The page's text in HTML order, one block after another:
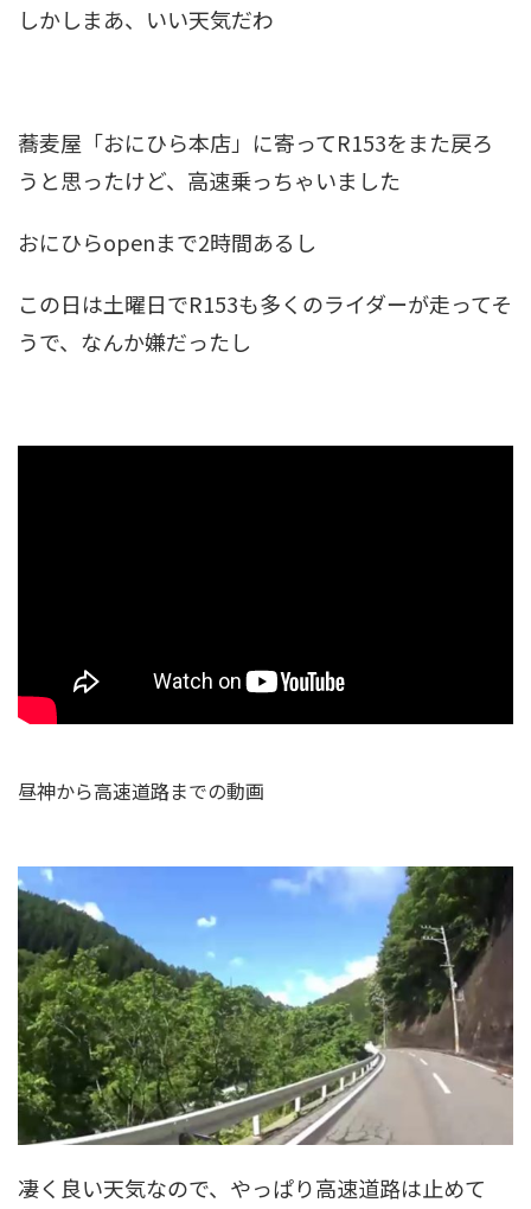
しかしまあ、いい天気だわ
蕎麦屋「おにひら本店」に寄ってR153をまた戻ろ
うと思ったけど、高速乗っちゃいました
おにひらopenまで2時間あるし
この日は土曜日でR153も多くのライダーが走ってそ
うで、なんか嫌だったし
昼神から高速道路までの動画
凄く良い天気なので、やっぱり高速道路は止めて